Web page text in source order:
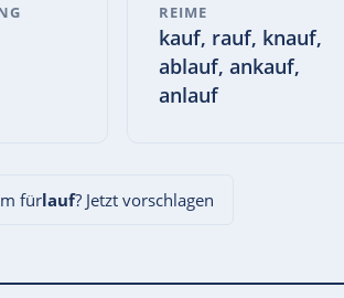
REIME
kauf, rauf, knauf,
ablauf, ankauf,
anlauf
fürlauf? Jetzt vorschlagen